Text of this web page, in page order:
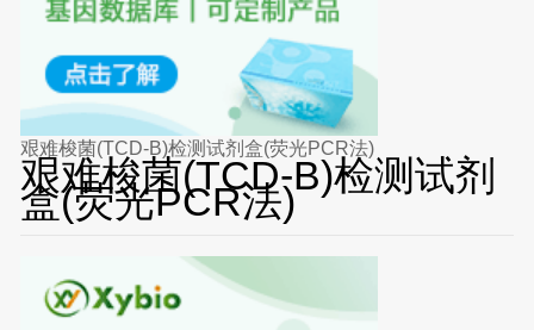
艰难梭菌(TCD-B)检测试剂盒(荧光PCR法)
艰难梭菌(TCD-B)检测试剂
盒(荧光PCR法)